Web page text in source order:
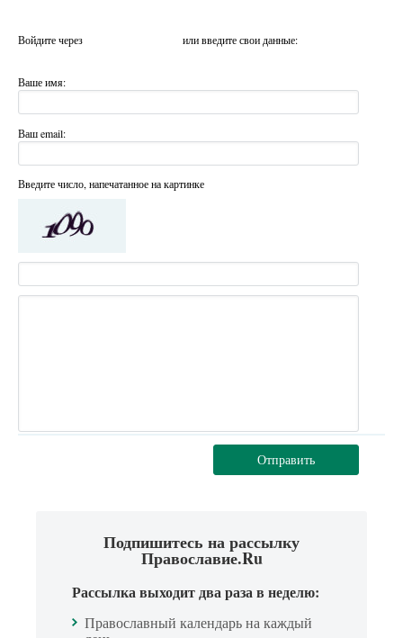
Войдите через или введите свои данные:
Ваше имя:
Ваш email:
Введите число, напечатанное на картинке
Отправить
Подпишитесь на рассылку
Православие.Ru
Рассылка выходит два раза в неделю:
Православный календарь на каждый